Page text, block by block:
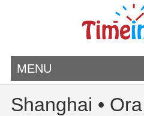
MENU
Shanghai •